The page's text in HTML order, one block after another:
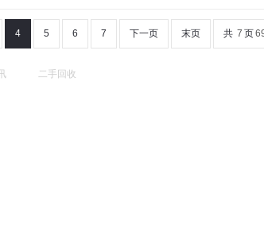
4 5 6 7 下一页 末页 共 7 页
二手回收